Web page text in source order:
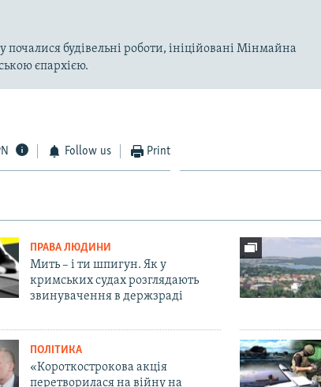
почалися будівельні роботи, ініційовані Мінмайна
єпархією.
Follow us Print
ПРАВА ЛЮДИНИ
Мить – і ти шпигун. Як у
кримських судах розглядають
звинувачення в держзраді
ПОЛІТИКА
«Короткострокова акція
перетворилася на війну на